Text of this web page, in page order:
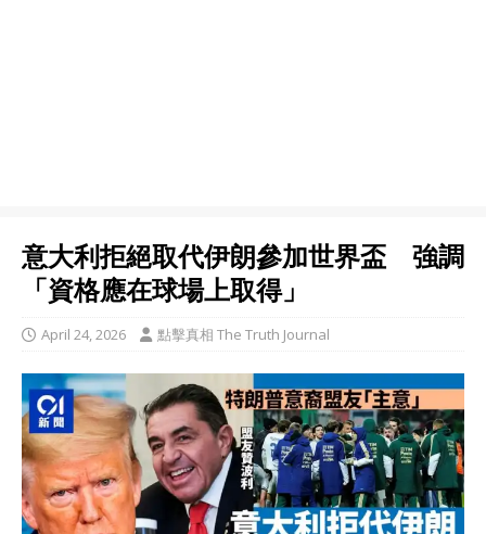
意大利拒絕取代伊朗參加世界盃 強調
「資格應在球場上取得」
April 24, 2026 點擊真相 The Truth Journal